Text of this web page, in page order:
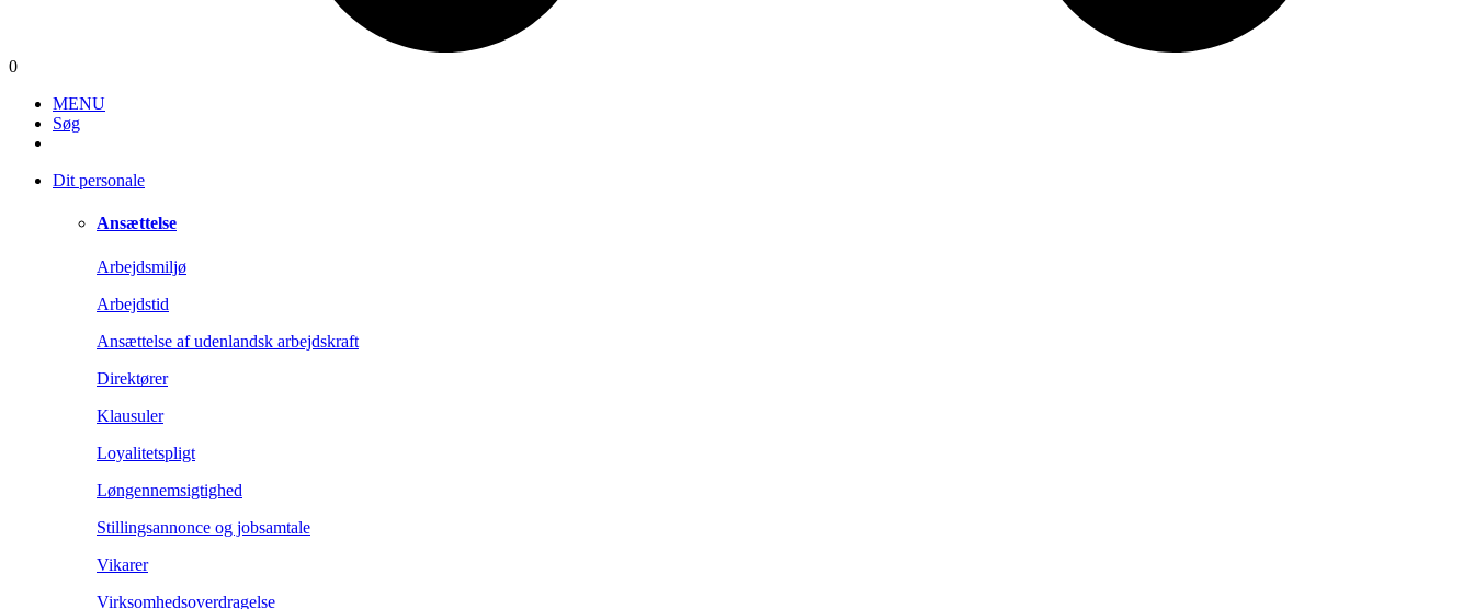
0
MENU
Søg
Dit personale
Ansættelse
Arbejdsmiljø
Arbejdstid
Ansættelse af udenlandsk arbejdskraft
Direktører
Klausuler
Loyalitetspligt
Løngennemsigtighed
Stillingsannonce og jobsamtale
Vikarer
Virksomhedsoverdragelse